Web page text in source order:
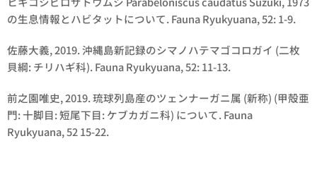
の生息情報とハビタットについて. Fauna Ryukyuana, 52: 1-9.
佐藤大義, 2019. 沖縄島新記録のシマノハテマゴコロガイ (二枚
貝綱: チリハギ科). Fauna Ryukyuana, 52: 11-13.
前之園唯史, 2019. 琉球列島産のツェンナーガニ属 (新称) (甲殻亜
門: 十脚目: 短尾下目: ケブカガニ科) について. Fauna
Ryukyuana, 52 15-22.